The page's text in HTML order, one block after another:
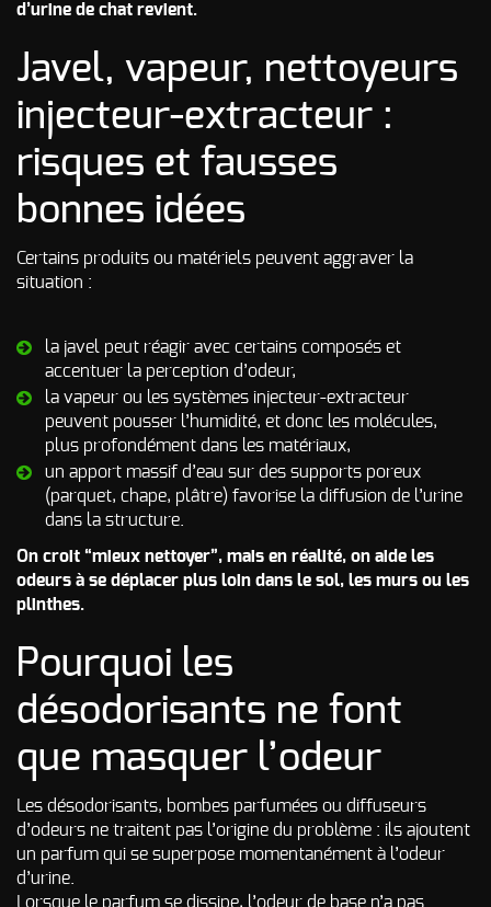
d’urine de chat revient.
Javel, vapeur, nettoyeurs
injecteur-extracteur :
risques et fausses
bonnes idées
Certains produits ou matériels peuvent aggraver la
situation :
la javel peut réagir avec certains composés et
accentuer la perception d’odeur,
la vapeur ou les systèmes injecteur-extracteur
peuvent pousser l’humidité, et donc les molécules,
plus profondément dans les matériaux,
un apport massif d’eau sur des supports poreux
(parquet, chape, plâtre) favorise la diffusion de l’urine
dans la structure.
On croit “mieux nettoyer”, mais en réalité, on aide les
odeurs à se déplacer plus loin dans le sol, les murs ou les
plinthes.
Pourquoi les
désodorisants ne font
que masquer l’odeur
Les désodorisants, bombes parfumées ou diffuseurs
d’odeurs ne traitent pas l’origine du problème : ils ajoutent
un parfum qui se superpose momentanément à l’odeur
d’urine.
Lorsque le parfum se dissipe, l’odeur de base n’a pas